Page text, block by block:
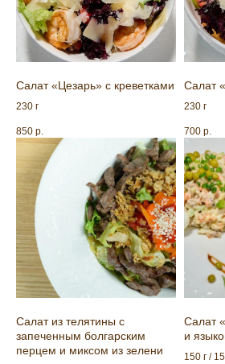
Салат «Цезарь» с креветками
230 г
850 р.
Салат
230 г
700 р.
Салат из телятины с
запеченным болгарским
перцем и миксом из зелени
Салат
и
150 г /
МЕНЮ РЕСТОРАНА
ГАЛЕРЕЯ
КОНТАКТЫ
БАНКЕТНЫЙ ЗАЛ
БЛЮДА ОТ ШЕФА
ГЛАВНАЯ
Ресторан, беседки:
+7 961 301-90-19
+7 989 637-50-39
Баня